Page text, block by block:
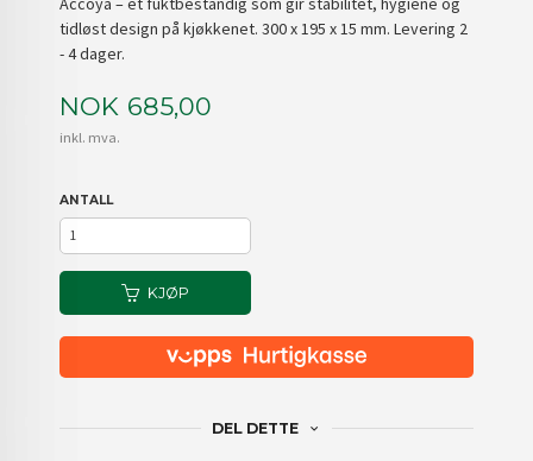
tidløst design på kjøkkenet. 300 x 195 x 15 mm. Levering 2
- 4 dager.
Pris
NOK 685,00
inkl. mva.
ANTALL
KJØP
DEL DETTE